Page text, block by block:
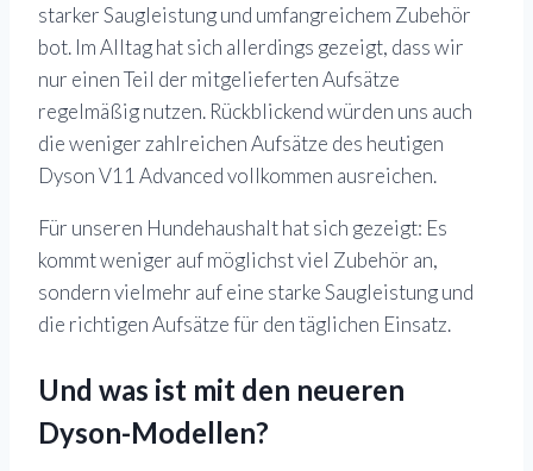
starker Saugleistung und umfangreichem Zubehör
bot. Im Alltag hat sich allerdings gezeigt, dass wir
nur einen Teil der mitgelieferten Aufsätze
regelmäßig nutzen. Rückblickend würden uns auch
die weniger zahlreichen Aufsätze des heutigen
Dyson V11 Advanced vollkommen ausreichen.
Für unseren Hundehaushalt hat sich gezeigt: Es
kommt weniger auf möglichst viel Zubehör an,
sondern vielmehr auf eine starke Saugleistung und
die richtigen Aufsätze für den täglichen Einsatz.
Und was ist mit den neueren
Dyson-Modellen?